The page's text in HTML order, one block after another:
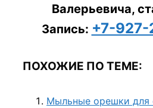
Валерьевича,
Запись: +7-
ПОХОЖИЕ ПО ТЕМЕ:
Мыльные орешки для